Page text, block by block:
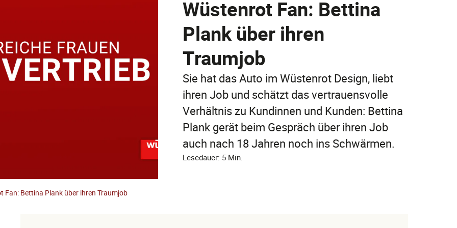
Jetzt online abschließen!
Jetzt entdecken
Jetzt entdecken
Wüstenrot Fan: Bettina
Plank über ihren
Traumjob
Sie hat das Auto im Wüstenrot Design, liebt
ihren Job und schätzt das vertrauensvolle
Verhältnis zu Kundinnen und Kunden: Bettina
Plank gerät beim Gespräch über ihren Job
auch nach 18 Jahren noch ins Schwärmen.
Lesedauer: 5 Min.
Fan: Bettina Plank über ihren Traumjob